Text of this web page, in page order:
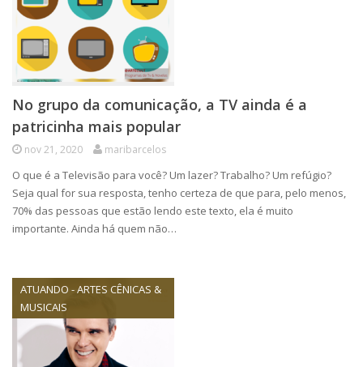
No grupo da comunicação, a TV ainda é a
patricinha mais popular
nov 21, 2020 maribarcelos
O que é a Televisão para você? Um lazer? Trabalho? Um refúgio?
Seja qual for sua resposta, tenho certeza de que para, pelo menos,
70% das pessoas que estão lendo este texto, ela é muito
importante. Ainda há quem não…
ATUANDO - ARTES CÊNICAS &
MUSICAIS